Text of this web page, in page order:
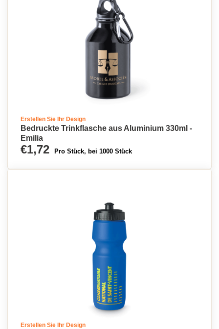
Erstellen Sie Ihr Design
Bedruckte Trinkflasche aus Aluminium 330ml -
Emilia
€1,72 Pro Stück, bei 1000 Stück
Erstellen Sie Ihr Design